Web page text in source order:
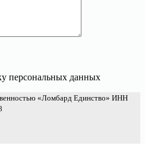
персональных данных
«Ломбард Единство» ИНН